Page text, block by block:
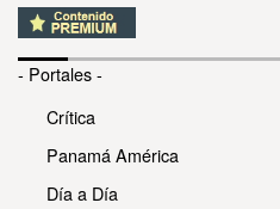
- Portales -
Crítica
Panamá América
Día a Día